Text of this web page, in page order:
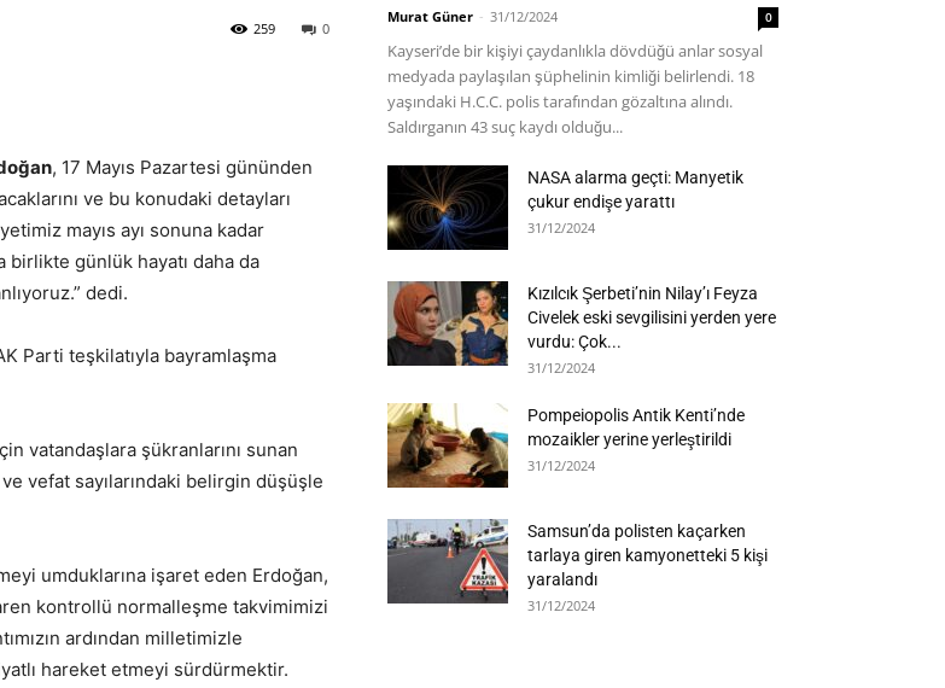
0
259
, 17 Mayıs Pazartesi gününden
ve bu konudaki detayları
mayıs ayı sonuna kadar
günlük hayatı daha da
dedi.
Parti teşkilatıyla bayramlaşma
vatandaşlara şükranlarını sunan
ve vefat sayılarındaki belirgin düşüşle
umduklarına işaret eden Erdoğan,
kontrollü normalleşme takvimimizi
ardından milletimizle
hareket etmeyi sürdürmektir.
Murat Güner - 31/12/2024 0
Kayseri’de bir kişiyi çaydanlıkla dövdüğü anlar sosyal
medyada paylaşılan şüphelinin kimliği belirlendi. 18
yaşındaki H.C.C. polis tarafından gözaltına alındı.
Saldırganın 43 suç kaydı olduğu...
NASA alarma geçti: Manyetik
çukur endişe yarattı
31/12/2024
Kızılcık Şerbeti’nin Nilay’ı Feyza
Civelek eski sevgilisini yerden yere
vurdu: Çok...
31/12/2024
Pompeiopolis Antik Kenti’nde
mozaikler yerine yerleştirildi
31/12/2024
Samsun’da polisten kaçarken
tarlaya giren kamyonetteki 5 kişi
yaralandı
31/12/2024